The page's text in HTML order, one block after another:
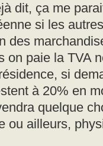
dit, ça me
si les
des
on paie la TVA
si
à 20% en
quelque
ou ailleurs,